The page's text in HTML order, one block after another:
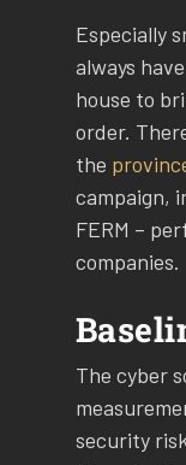
Especially
always
house to
order.
the
campaign,
FERM –
companies.
The cyber
security